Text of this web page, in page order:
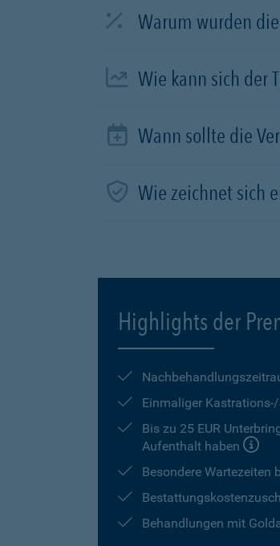
Warum wurden
Wie kann sich der
Wann sollte die
Wie zeichnet sich
Highlights der
Einmaliger
Bis zu 25 EUR
Aufenthalt haben
Besondere Wartezeiten
Behandlungen mit